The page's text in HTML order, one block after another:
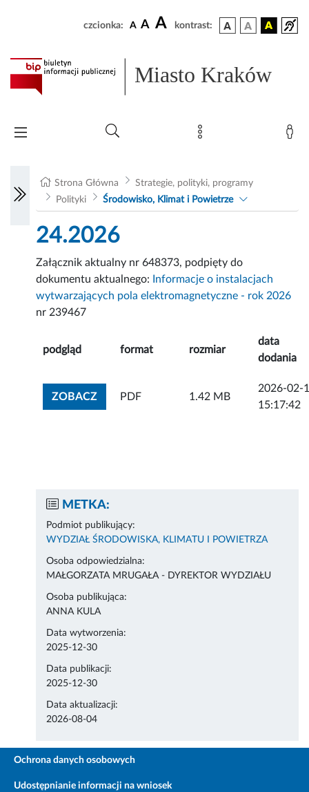
czcionka: A A A kontrast:
Miasto Kraków
Strona Główna
Strategie, polityki, programy
Polityki
Środowisko, Klimat i Powietrze
24.2026
Załącznik aktualny nr 648373, podpięty do
dokumentu aktualnego:
Informacje o instalacjach
wytwarzających pola elektromagnetyczne - rok 2026
nr 239467
podgląd format rozmiar
data
dodania
ZOBACZZOBACZ ZAŁĄCZNIK
PDF 1.42 MB
2026-02-
15:17:42
METKA:
Podmiot publikujący:
WYDZIAŁ ŚRODOWISKA, KLIMATU I POWIETRZA
Osoba odpowiedzialna:
MAŁGORZATA MRUGAŁA - DYREKTOR WYDZIAŁU
Osoba publikująca:
ANNA KULA
Data wytworzenia:
2025-12-30
Data publikacji:
2025-12-30
Data aktualizacji:
2026-08-04
Ochrona danych osobowych
Udostępnianie informacji na wniosek